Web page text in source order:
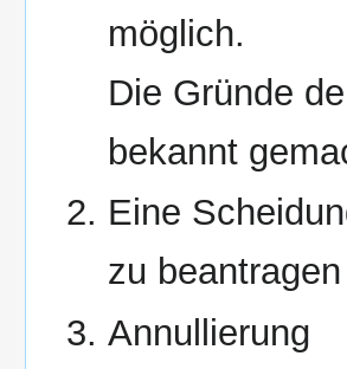
möglich.
Die Gründe
bekannt
Eine
zu
Annullierung